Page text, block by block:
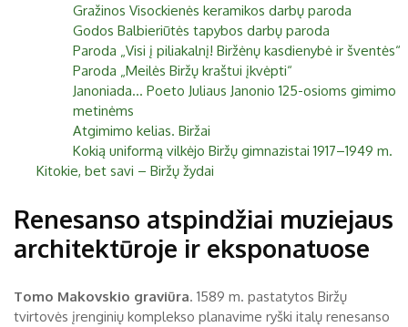
Gražinos Visockienės keramikos darbų paroda
Godos Balbieriūtės tapybos darbų paroda
Paroda „Visi į piliakalnį! Biržėnų kasdienybė ir šventės“
Paroda „Meilės Biržų kraštui įkvėpti“
Janoniada... Poeto Juliaus Janonio 125-osioms gimimo
metinėms
Atgimimo kelias. Biržai
Kokią uniformą vilkėjo Biržų gimnazistai 1917–1949 m.
Kitokie, bet savi – Biržų žydai
Renesanso atspindžiai muziejaus
architektūroje ir eksponatuose
Tomo Makovskio graviūra. 1589 m. pastatytos Biržų
tvirtovės įrenginių komplekso planavime ryški italų renesanso